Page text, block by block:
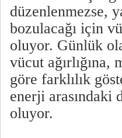
düzenlenmezse,
bozulacağı için
oluyor. Günlük
vücut ağırlığına,
göre farklılık
enerji arasındaki
oluyor.